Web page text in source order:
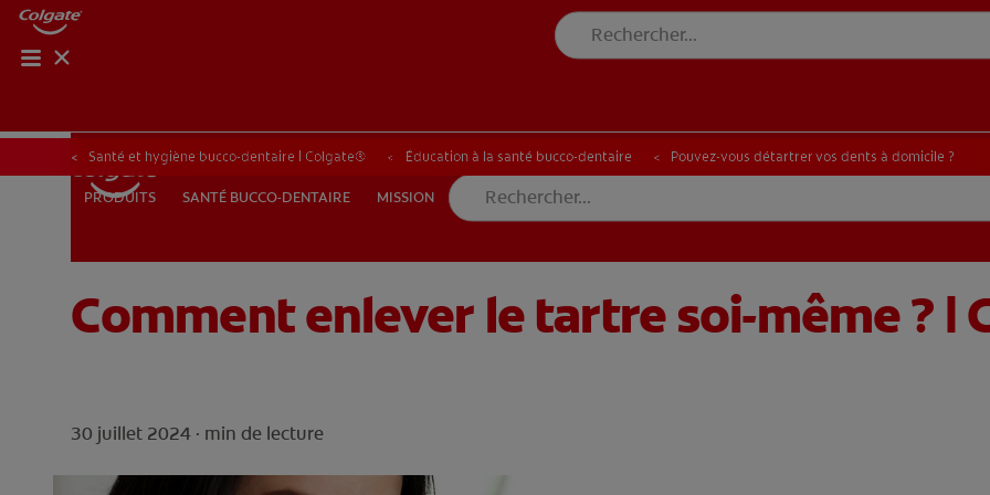
PRODUITS SANTÉ BUCCO-DENTAIRE
BE (FR)
PRODUITS SANTÉ BUCCO-DENTAIRE MISSION
BILAN DE SANTÉ BUCCO-DENTAIRE RECHERCHE DES SOLUTIONS IDÉALES
Santé et hygiène bucco-dentaire | Colgate® Éducation à la santé bucco-dentaire Pouvez-vous détartrer vos dents à domicile ?
Comment enlever le tartre soi-même ? |
30 juillet 2024 · min de lecture